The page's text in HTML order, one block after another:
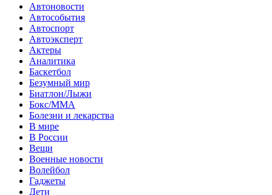
Автоновости
Автособытия
Автоспорт
Автоэксперт
Актеры
Аналитика
Баскетбол
Безумный мир
Биатлон/Лыжи
Бокс/MMA
Болезни и лекарства
В мире
В России
Вещи
Военные новости
Волейбол
Гаджеты
Дети